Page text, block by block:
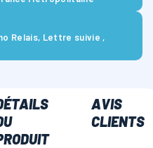
Relais, Lettre suivie ,
AVIS
CLIENTS